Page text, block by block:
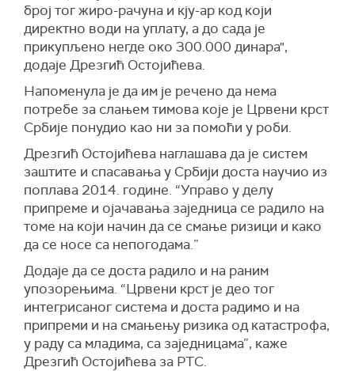
број тог жиро-рачуна и кју-ар код који
директно води на уплату, а до сада је
прикупљено негде око 300.000 динара",
додаје Дрезгић Остојићева.
Напоменула је да им је речено да нема
потребе за слањем тимова које је Црвени крст
Србије понудио као ни за помоћи у роби.
Дрезгић Остојићева наглашава да је систем
заштите и спасавања у Србији доста научио из
поплава 2014. године. “Управо у делу
припреме и ојачавања заједница се радило на
томе на који начин да се смање ризици и како
да се носе са непогодама.”
Додаје да се доста радило и на раним
упозорењима. “Црвени крст је део тог
интегрисаног система и доста радимо и на
припреми и на смањењу ризика од катастрофа,
у раду са младима, са заједницама”, каже
Дрезгић Остојићева за РТС.